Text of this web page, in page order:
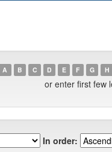
A B C D E F G H
or enter first few
In order: